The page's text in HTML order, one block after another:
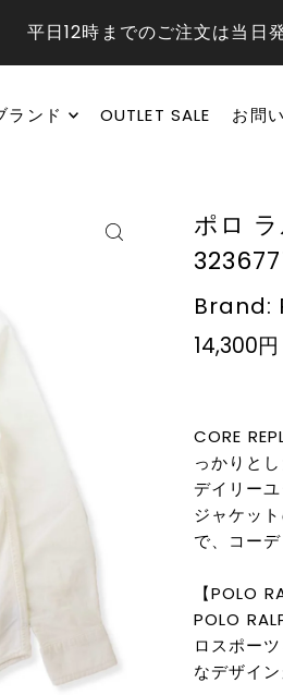
平日12時までのご注文は当日
ランド OUTLET SALE お問
ポロ
Brand:
14,300円
CORE
っかりと
デイリー
ジャケッ
で、コー
【POLO
POLO
ロスポー
なデザイ